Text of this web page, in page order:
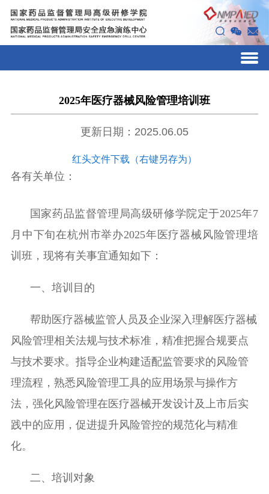
2025年医疗器械风险管理培训班
更新日期：2025.06.05
红头文件下载（右键另存为）
各有关单位：
国家药品监督管理局高级研修学院定于2025年7
月 中下旬在杭州 市举办2025年医疗器械风险管理培
训班，现将有关事宜通知如下：
一、 培训目的
帮助医疗器械监管人员及企业深入理解医疗器械
风险管理相关法规与技术标准，精准把握合规要点
与技术要求。指导企业构建适配监管要求的风险管
理流程，熟悉风险管理工具的应用场景与操作方
法，强化风险管理在医疗器械开发设计及上市后实
践中的应用，促进提升风险管控的规范化与精准
化。
二、 培训对象